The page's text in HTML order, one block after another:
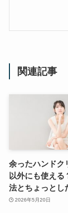
関連記事
余ったハンドク
以外にも使える
法とちょっとし
2026年5月20日